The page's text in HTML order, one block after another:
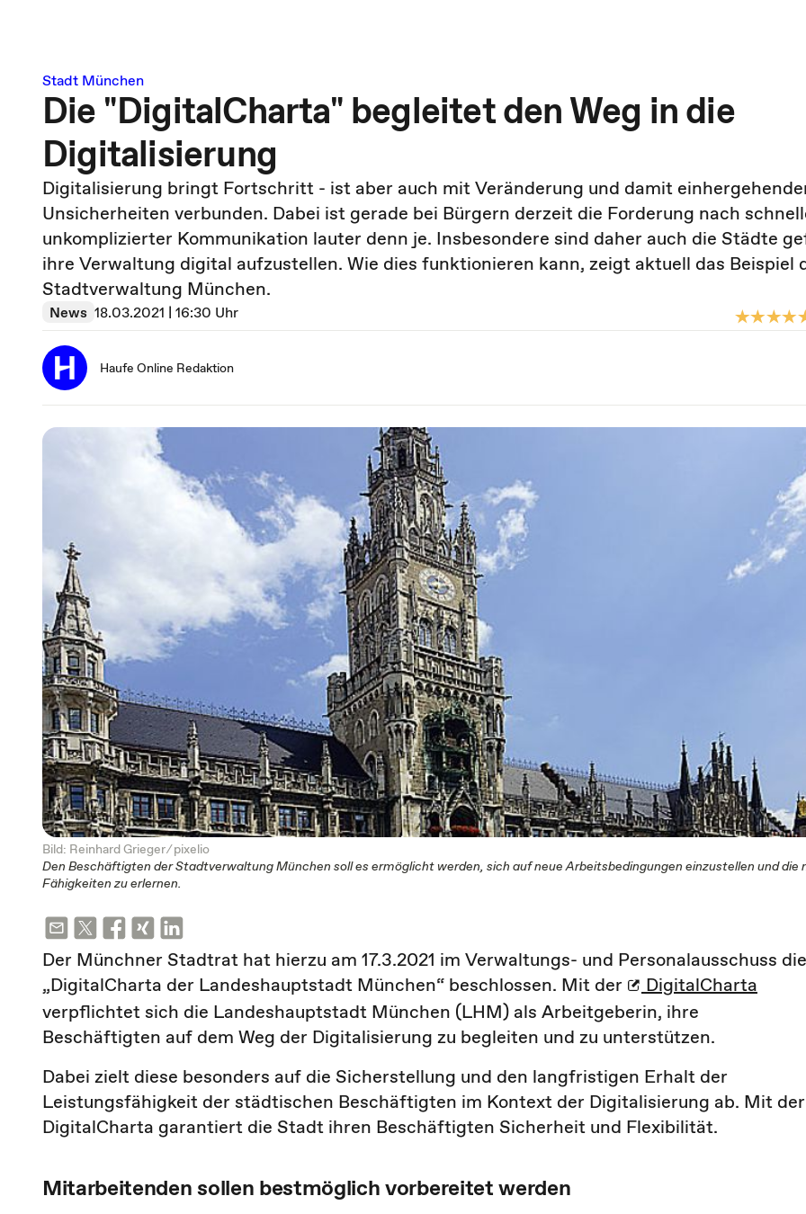
Stadt München
Die "DigitalCharta" begleitet den Weg in die
Digitalisierung
Digitalisierung bringt Fortschritt - ist aber auch mit Veränderung und damit
Unsicherheiten verbunden. Dabei ist gerade bei Bürgern derzeit die Forderung nach
unkomplizierter Kommunikation lauter denn je. Insbesondere sind daher auch die Städte
ihre Verwaltung digital aufzustellen. Wie dies funktionieren kann, zeigt aktuell das Beispiel
Stadtverwaltung München.
News 18.03.2021 | 16:30 Uhr
Haufe Online Redaktion
Bild: Reinhard Grieger ⁄pixelio
Den Beschäftigten der Stadtverwaltung München soll es ermöglicht werden, sich auf neue Arbeitsbedingungen einzustellen und die
Fähigkeiten zu erlernen.
Der Münchner Stadtrat hat hierzu am 17.3.2021 im Verwaltungs- und Personalausschuss die
„DigitalCharta der Landeshauptstadt München“ beschlossen. Mit der
DigitalCharta
verpflichtet sich die Landeshauptstadt München (LHM) als Arbeitgeberin, ihre
Beschäftigten auf dem Weg der Digitalisierung zu begleiten und zu unterstützen.
Dabei zielt diese besonders auf die Sicherstellung und den langfristigen Erhalt der
Leistungsfähigkeit der städtischen Beschäftigten im Kontext der Digitalisierung ab. Mit der
DigitalCharta garantiert die Stadt ihren Beschäftigten Sicherheit und Flexibilität.
Mitarbeitenden sollen bestmöglich vorbereitet werden